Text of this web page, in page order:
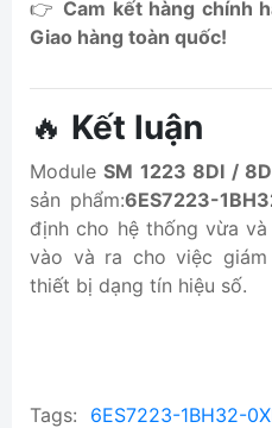
👉 Cam kết hàng chính
Giao hàng toàn quốc!
🔥 Kết luận
ModuleSM 1223 8DI /
sản phẩm:6ES7223-
định cho hệ thống vừa
vào và ra cho việc
thiết bị dạng tín hiệu số.
Tags: 6ES7223-1BH32-